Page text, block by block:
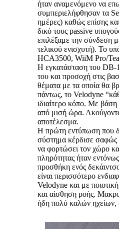
ήταν αναμενόμενο να
συμπεριελήφθησαν τα
ημέρες) καθώς επίσης
δικό τους passive
επιλέξαμε την σύνδεση
τελικού ενισχυτή). Το
HCA3500, WiiM Pro/
Η εγκατάσταση του DB-
του και προσοχή στις
θέματα με τα οποία θα
πάντως, το Velodyne
ιδιαίτερο κόπο. Με βάση
από μισή ώρα.
αποτέλεσμα.
Η πρώτη εντύπωση που
σύστημα κέρδισε σαφώς
να φορτώσει τον χώρο
πληρότητας ήταν
προσθήκη ενός
είναι περισσότερο
Velodyne και με
και αίσθηση ροής.
ήδη πολύ καλών